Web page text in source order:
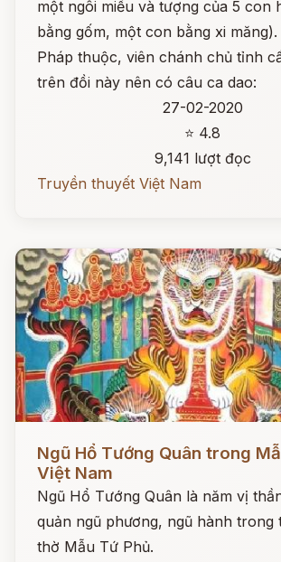
một ngôi miếu và tượng của 5 con
bằng gốm, một con bằng xi
Pháp thuộc, viên chánh chủ tỉnh
trên đồi này nên có câu ca dao:
27-02-2020
⭐ 4.8
9,141 lượt đọc
Truyền thuyết Việt Nam
Ngũ Hổ Tướng Quân trong
Việt Nam
Ngũ Hổ Tướng Quân là năm vị
quản ngũ phương, ngũ hành trong
thờ Mẫu Tứ Phủ.